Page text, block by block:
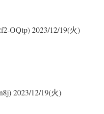
OQtp)2023/12/19(火)
2023/12/19(火)